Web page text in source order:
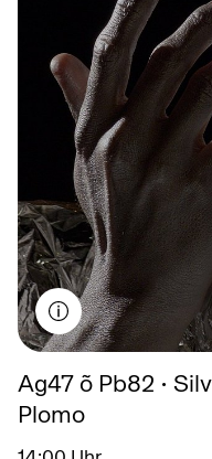
Ag47 õ Pb82 •
Plomo